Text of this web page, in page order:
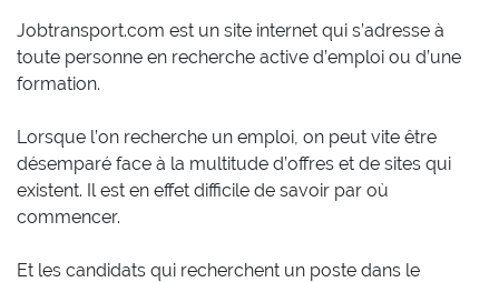
Jobtransport.com est un site internet qui s’adresse à
toute personne en recherche active d’emploi ou d’une
formation.
Lorsque l’on recherche un emploi, on peut vite être
désemparé face à la multitude d’offres et de sites qui
existent. Il est en effet difficile de savoir par où
commencer.
Et les candidats qui recherchent un poste dans le